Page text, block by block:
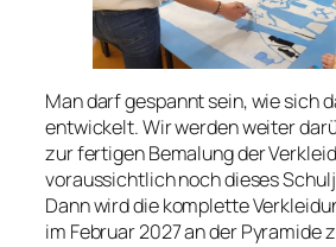
Man darf gespannt sein, wie sich
entwickelt. Wir werden weiter
zur fertigen Bemalung der
voraussichtlich noch dieses
Dann wird die komplette
im Februar 2027 an der Pyramide